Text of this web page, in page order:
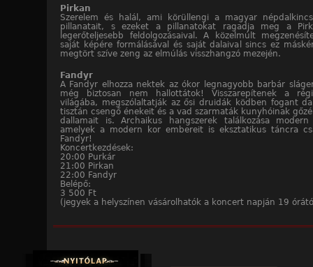
Pirkan
Szerelem és halál, ami körüllengi a magyar
pillanatait, s ezeket a pillanatokat ragadja meg a
legerőteljesebb feldolgozásaival. A közelmúlt
saját képére formálásával és saját dalaival sincs ez
megtört szíve zeng az elmúlás visszhangzó mezején.
Fandyr
A Fandyr elhozza nektek az ókor legnagyobb barbár
még biztosan nem hallottátok! Visszarepítenek a
világába, megszólaltatják az ősi druidák ködben fogant
tisztán csengő énekeit és a vad szarmaták kunyhóinak
dallamait is. Archaikus hangszerek találkozása modern
amelyek a modern kor embereit is eksztatikus táncra
Fandyr!
Koncertkezdések:
20:00 Purkár
21:00 Pirkan
22:00 Fandyr
Belépő:
3 500 Ft
(jegyek a helyszínen vásárolhatók a koncert napján 19